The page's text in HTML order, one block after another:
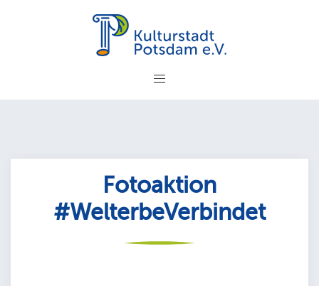
Fotoaktion
#WelterbeVerbindet